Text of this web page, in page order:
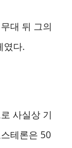
대 뒤 그의
였다.
사실상 기
테론은 50